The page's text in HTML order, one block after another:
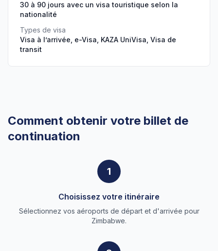
30 à 90 jours avec un visa touristique selon la
nationalité
Types de visa
Visa à l’arrivée, e-Visa, KAZA UniVisa, Visa de
transit
Comment obtenir votre billet de
continuation
1
Choisissez votre itinéraire
Sélectionnez vos aéroports de départ et d'arrivée pour
Zimbabwe.